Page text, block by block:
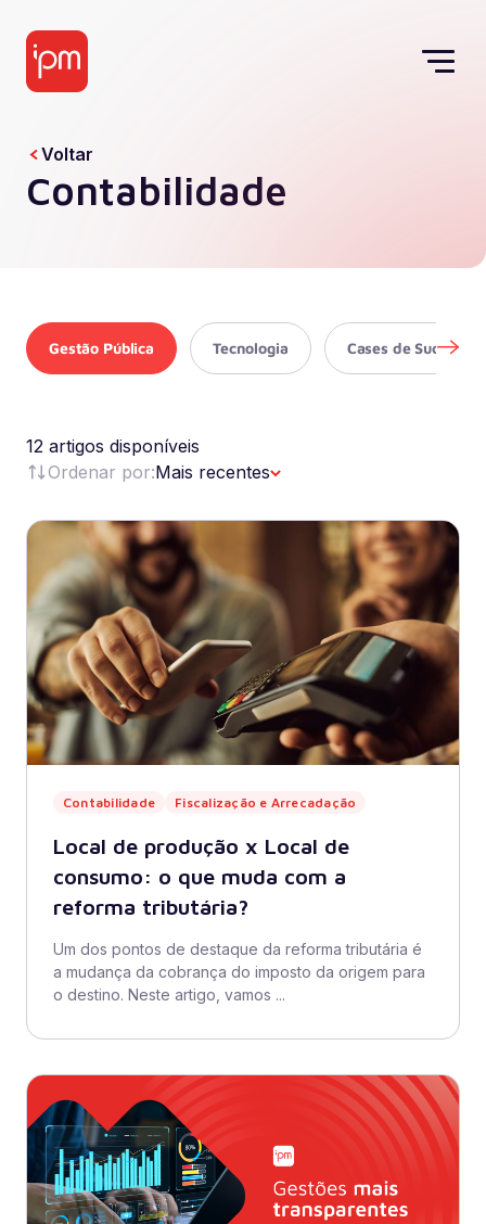
Contabilidade
Voltar
Gestão Pública Tecnologia Cases de Sucesso
12 artigos disponíveis
Ordenar por:Mais recentes
Contabilidade Fiscalização e Arrecadação
Local de produção x Local de
consumo: o que muda com a
reforma tributária?
Um dos pontos de destaque da reforma tributária é
a mudança da cobrança do imposto da origem para
o destino. Neste artigo, vamos ...